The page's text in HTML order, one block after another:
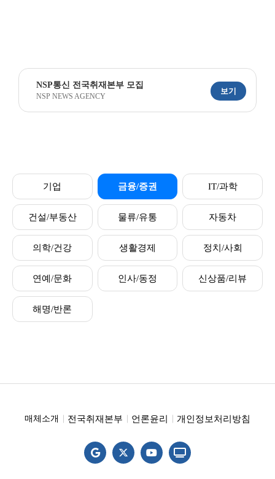
NSP통신 전국취재본부 모집
NSP NEWS AGENCY
보기
기업 금융/증권 IT/과학
건설/부동산 물류/유통 자동차
의학/건강 생활경제 정치/사회
연예/문화 인사/동정 신상품/리뷰
해명/반론
매체소개 전국취재본부 언론윤리 개인정보처리방침